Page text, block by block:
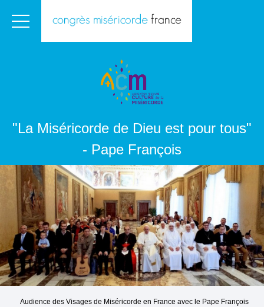
"La Miséricorde de Dieu est pour tous"
- Pape François
Audience des Visages de Miséricorde en France avec le Pape François